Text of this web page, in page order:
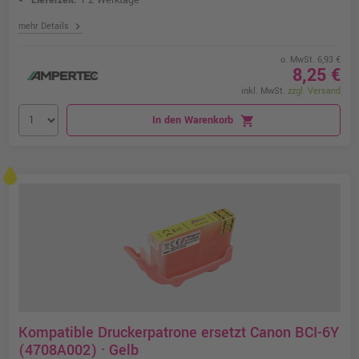
mehr Details chevron_right
o. MwSt. 6,93 €
8,25 €
inkl. MwSt. zzgl. Versand
In den Warenkorb shopping_cart
Kompatible Druckerpatrone ersetzt Canon BCI-6Y
(4708A002) · Gelb